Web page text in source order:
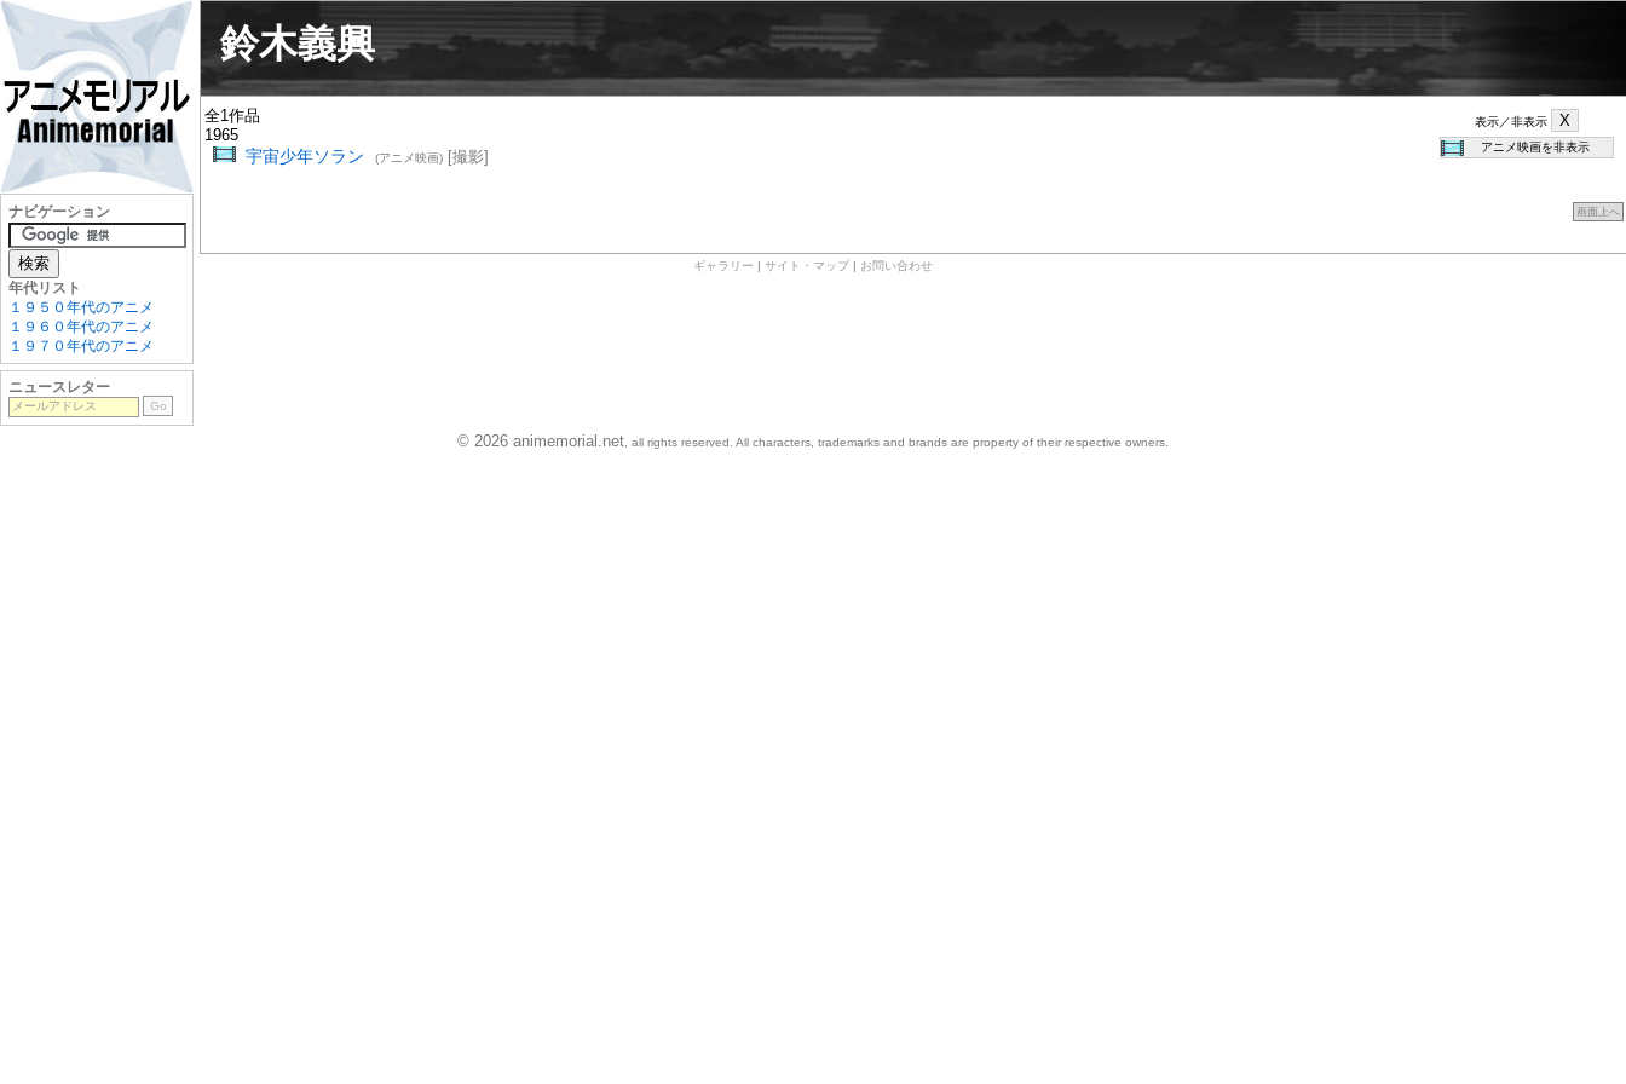
鈴木義興
表示／非表示
全1作品
1965
宇宙少年ソラン (アニメ映画)[撮影]
画面上へ
ギャラリー サイト・マップ お問い合わせ
ナビゲーション
年代リスト
１９５０年代のアニメ
１９６０年代のアニメ
１９７０年代のアニメ
ニュースレター
© 2026 animemorial.net , all rights reserved. All characters, trademarks and brands are property of their respective owners.